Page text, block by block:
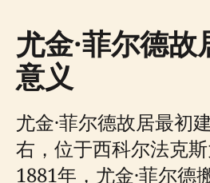
尤金·菲尔德
意义
尤金·菲尔德故居最初
右，位于西科尔法克斯
1881年，尤金·菲尔德